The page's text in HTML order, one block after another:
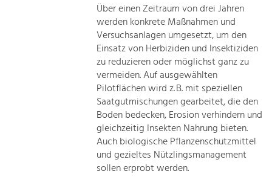
Mobilität & Energie
Klimawandel, öffentlicher Verkehr und
erneuerbare Energie
Steigerung regionaler Wertschöpfung
Über einen Zeitraum von drei Jahren
werden konkrete Maßnahmen und
Versuchsanlagen umgesetzt, um den
Einsatz von Herbiziden und Insektiziden
zu reduzieren oder möglichst ganz zu
vermeiden. Auf ausgewählten
Pilotflächen wird z. B. mit speziellen
Saatgutmischungen gearbeitet, die den
Boden bedecken, Erosion verhindern und
gleichzeitig Insekten Nahrung bieten.
Auch biologische Pflanzenschutzmittel
und gezieltes Nützlingsmanagement
sollen erprobt werden.